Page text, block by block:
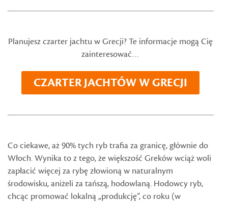
Planujesz czarter jachtu w Grecji? Te informacje mogą Cię
zainteresować…
CZARTER JACHTÓW W GRECJI
Co ciekawe, aż 90% tych ryb trafia za granicę, głównie do
Włoch. Wynika to z tego, że większość Greków wciąż woli
zapłacić więcej za rybę złowioną w naturalnym
środowisku, aniżeli za tańszą, hodowlaną. Hodowcy ryb,
chcąc promować lokalną „produkcję”, co roku (w